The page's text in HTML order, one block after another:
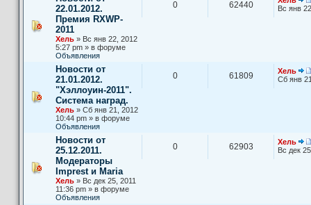
22.01.2012.
Премия RXWP-
2011
Хель » Вс янв 22, 2012
5:27 pm » в форуме
Объявления
0 62440
Вс янв
Новости от
21.01.2012.
"Хэллоуин-2011".
Система наград.
Хель » Сб янв 21, 2012
10:44 pm » в форуме
Объявления
0 61809
Хель
Сб янв
Новости от
25.12.2011.
Модераторы
Imprest и Maria
Хель » Вс дек 25, 2011
11:36 pm » в форуме
Объявления
0 62903
Хель
Вс дек